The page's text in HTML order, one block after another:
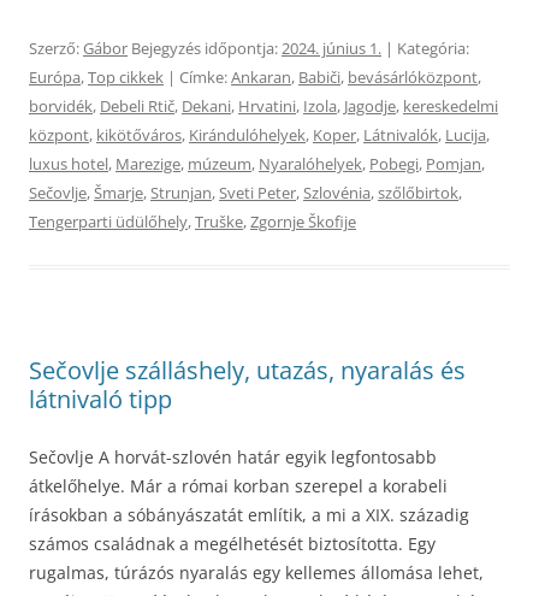
Szerző:Gábor Bejegyzés időpontja:2024. június 1. | Kategória:
Európa,Top cikkek | Címke:Ankaran, Babiči, bevásárlóközpont,
borvidék, Debeli Rtič, Dekani, Hrvatini, Izola, Jagodje, kereskedelmi
központ, kikötőváros, Kirándulóhelyek, Koper, Látnivalók, Lucija,
luxus hotel, Marezige, múzeum, Nyaralóhelyek, Pobegi, Pomjan,
Sečovlje,Šmarje,Strunjan,Sveti Peter,Szlovénia,szőlőbirtok,
Tengerparti üdülőhely,Truške,Zgornje Škofije
Sečovlje szálláshely, utazás, nyaralás és
látnivaló tipp
Sečovlje A horvát-szlovén határ egyik legfontosabb
átkelőhelye. Már a római korban szerepel a korabeli
írásokban a sóbányászatát említik, a mi a XIX. századig
számos családnak a megélhetését biztosította. Egy
rugalmas, túrázós nyaralás egy kellemes állomása lehet,